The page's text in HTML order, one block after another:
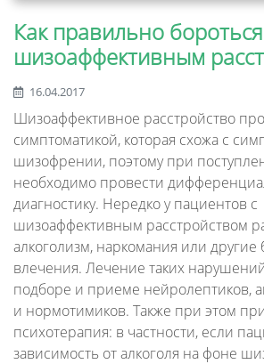
Как правильно
шизоаффективным
16.04.2017
Шизоаффективное расстройство
симптоматикой, которая схожа с
шизофрении, поэтому при
необходимо провести
диагностику. Нередко у пациентов с
шизоаффективным расстройством
алкоголизм, наркомания или
влечения. Лечение таких
подборе и приеме нейролептиков,
и нормотимиков. Также при этом
психотерапия: в частности, если
зависимость от алкоголя на фоне